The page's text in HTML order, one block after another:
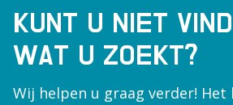
KUNT U NIET
WAT U ZOEKT?
Wij helpen u graag verder! Het